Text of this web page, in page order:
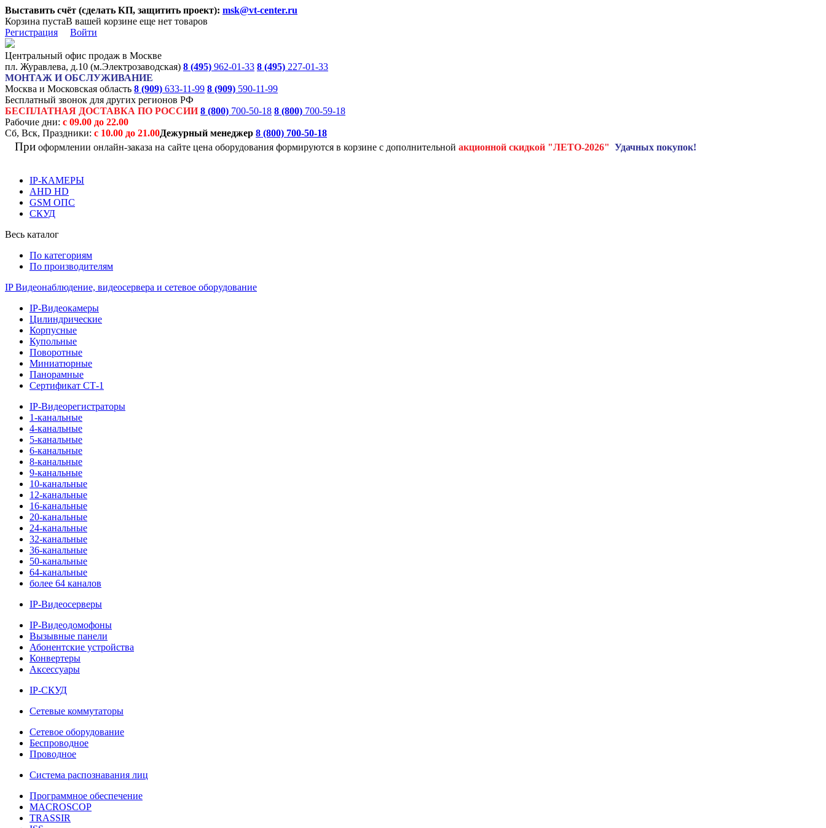
Выставить счёт (сделать КП, защитить проект): msk@vt-center.ru
Корзина пустаВ вашей корзине еще нет товаров
Регистрация
Войти
Центральный офис продаж в Москве
пл. Журавлева, д.10 (м.Электрозаводская) 8 (495) 962-01-33 8 (495) 227-01-33
МОНТАЖ И ОБСЛУЖИВАНИЕ
Москва и Московская область 8 (909) 633-11-99 8 (909) 590-11-99
Бесплатный звонок для других регионов РФ
БЕСПЛАТНАЯ ДОСТАВКА ПО РОССИИ 8 (800) 700-50-18 8 (800) 700-59-18
Рабочие дни: с 09.00 до 22.00
Сб, Вск, Праздники: с 10.00 до 21.00Дежурный менеджер 8 (800) 700-50-18
При оформлении онлайн-заказа на сайте цена оборудования формируются в корзине с дополнительной акционной скидкой "ЛЕТО-2026" Удачных покупок!
IP-КАМЕРЫ
AHD HD
GSM ОПС
СКУД
Весь каталог
По категориям
По производителям
IP Видеонаблюдение, видеосервера и сетевое оборудование
IP-Видеокамеры
Цилиндрические
Корпусные
Купольные
Поворотные
Миниатюрные
Панорамные
Сертификат СТ-1
IP-Видеорегистраторы
1-канальные
4-канальные
5-канальные
6-канальные
8-канальные
9-канальные
10-канальные
12-канальные
16-канальные
20-канальные
24-канальные
32-канальные
36-канальные
50-канальные
64-канальные
более 64 каналов
IP-Видеосерверы
IP-Видеодомофоны
Вызывные панели
Абонентские устройства
Конвертеры
Аксессуары
IP-СКУД
Сетевые коммутаторы
Сетевое оборудование
Беспроводное
Проводное
Система распознавания лиц
Программное обеспечение
MACROSCOP
TRASSIR